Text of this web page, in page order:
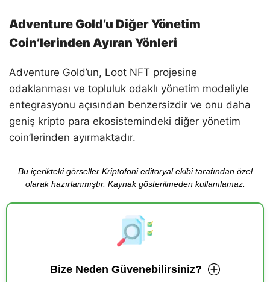
Adventure Gold’u Diğer Yönetim
Coin’lerinden Ayıran Yönleri
Adventure Gold’un, Loot NFT projesine
odaklanması ve topluluk odaklı yönetim modeliyle
entegrasyonu açısından benzersizdir ve onu daha
geniş kripto para ekosistemindeki diğer yönetim
coin’lerinden ayırmaktadır.
Bu içerikteki görseller Kriptofoni editoryal ekibi tarafından özel
olarak hazırlanmıştır. Kaynak gösterilmeden kullanılamaz.
Bize Neden Güvenebilirsiniz?